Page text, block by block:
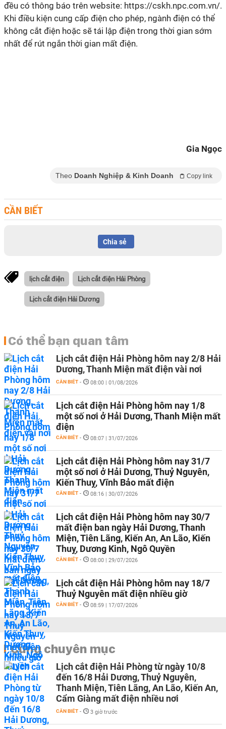
đều có thông báo trên website: https://cskh.npc.com.vn/.
Khi điều kiện cung cấp điện cho phép, ngành điện có thể
không cắt điện hoặc sẽ tái lập điện trong thời gian sớm
nhất để rút ngắn thời gian mất điện.
Gia Ngọc
Theo Doanh Nghiệp & Kinh Doanh Copy link
CẦN BIẾT
Chia sẻ
lịch cắt điện Lịch cắt điện Hải Phòng
Lịch cắt điện Hải Dương
Có thể bạn quan tâm
Lịch cắt điện Hải Phòng hôm nay 2/8 Hải
Dương, Thanh Miện mất điện vài nơi
CẦN BIẾT - 08:00 | 01/08/2026
Lịch cắt điện Hải Phòng hôm nay 1/8
một số nơi ở Hải Dương, Thanh Miện mất
điện
CẦN BIẾT - 08:07 | 31/07/2026
Lịch cắt điện Hải Phòng hôm nay 31/7
một số nơi ở Hải Dương, Thuỷ Nguyên,
Kiến Thuỵ, Vĩnh Bảo mất điện
CẦN BIẾT - 08:16 | 30/07/2026
Lịch cắt điện Hải Phòng hôm nay 30/7
mất điện ban ngày Hải Dương, Thanh
Miện, Tiên Lãng, Kiến An, An Lão, Kiến
Thuỵ, Dương Kinh, Ngô Quyền
CẦN BIẾT - 08:00 | 29/07/2026
Lịch cắt điện Hải Phòng hôm nay 18/7
Thuỷ Nguyên mất điện nhiều giờ
CẦN BIẾT - 08:59 | 17/07/2026
Cùng chuyên mục
Lịch cắt điện Hải Phòng từ ngày 10/8
đến 16/8 Hải Dương, Thuỷ Nguyên,
Thanh Miện, Tiên Lãng, An Lão, Kiến An,
Cẩm Giàng mất điện nhiều nơi
CẦN BIẾT - 3 giờ trước